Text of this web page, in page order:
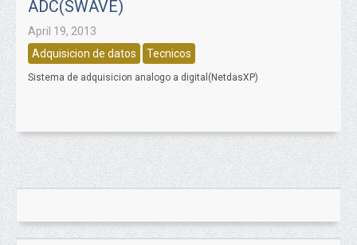
ADC(SWAVE)
April 19, 2013
Adquisicion de datos
Tecnicos
Sistema de adquisicion analogo a digital(NetdasXP)